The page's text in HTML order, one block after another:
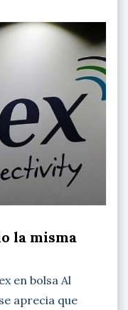
la misma
en bolsa Al
aprecia que